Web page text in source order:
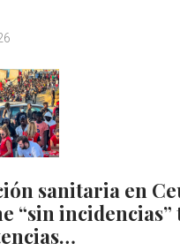
sanitaria en
“sin